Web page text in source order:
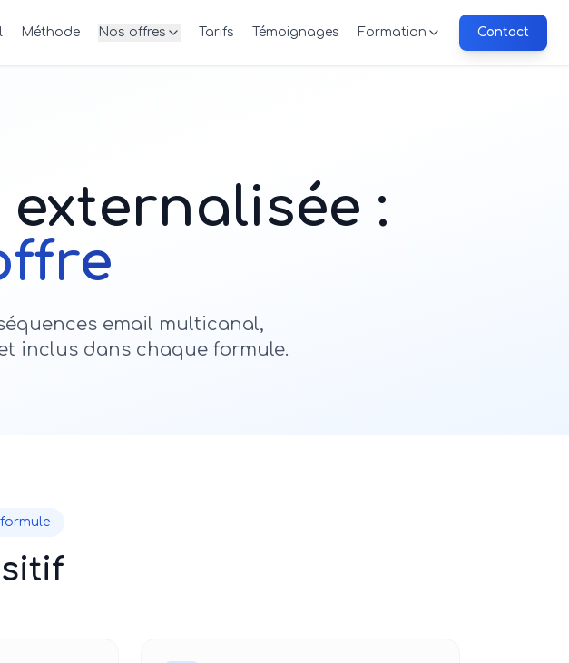
Méthode Nos offres Tarifs Témoignages Formation Contact
:
email multicanal,
inclus dans chaque formule.